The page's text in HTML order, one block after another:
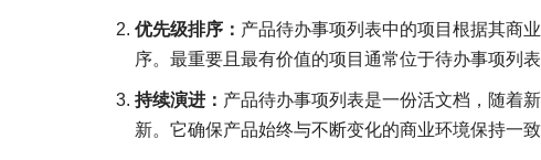
优先级排序： 产品待办事项列表中的项目根据其商
序。最重要且最有价值的项目通常位于待办事项列表
持续演进： 产品待办事项列表是一份活文档，随着
新。它确保产品始终与不断变化的商业环境保持一致